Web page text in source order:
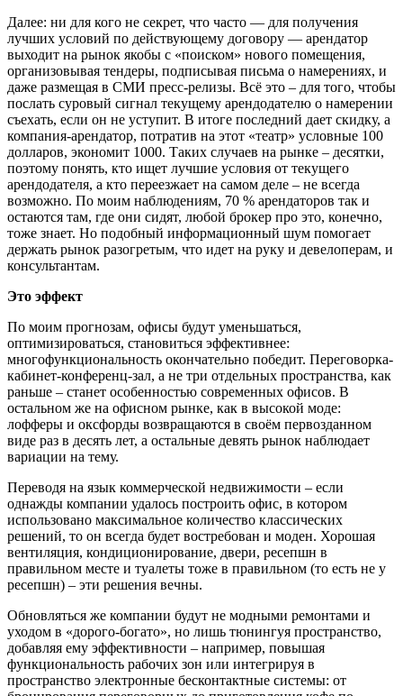
Далее: ни для кого не секрет, что часто — для получения
лучших условий по действующему договору — арендатор
выходит на рынок якобы с «поиском» нового помещения,
организовывая тендеры, подписывая письма о намерениях, и
даже размещая в СМИ пресс-релизы. Всё это – для того, чтобы
послать суровый сигнал текущему арендодателю о намерении
съехать, если он не уступит. В итоге последний дает скидку, а
компания-арендатор, потратив на этот «театр» условные 100
долларов, экономит 1000. Таких случаев на рынке – десятки,
поэтому понять, кто ищет лучшие условия от текущего
арендодателя, а кто переезжает на самом деле – не всегда
возможно. По моим наблюдениям, 70 % арендаторов так и
остаются там, где они сидят, любой брокер про это, конечно,
тоже знает. Но подобный информационный шум помогает
держать рынок разогретым, что идет на руку и девелоперам, и
консультантам.
Это эффект
По моим прогнозам, офисы будут уменьшаться,
оптимизироваться, становиться эффективнее:
многофункциональность окончательно победит. Переговорка-
кабинет-конференц-зал, а не три отдельных пространства, как
раньше – станет особенностью современных офисов. В
остальном же на офисном рынке, как в высокой моде:
лофферы и оксфорды возвращаются в своём первозданном
виде раз в десять лет, а остальные девять рынок наблюдает
вариации на тему.
Переводя на язык коммерческой недвижимости – если
однажды компании удалось построить офис, в котором
использовано максимальное количество классических
решений, то он всегда будет востребован и моден. Хорошая
вентиляция, кондиционирование, двери, ресепшн в
правильном месте и туалеты тоже в правильном (то есть не у
ресепшн) – эти решения вечны.
Обновляться же компании будут не модными ремонтами и
уходом в «дорого-богато», но лишь тюнингуя пространство,
добавляя ему эффективности – например, повышая
функциональность рабочих зон или интегрируя в
пространство электронные бесконтактные системы: от